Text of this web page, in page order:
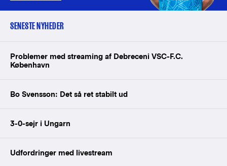
SENESTE NYHEDER
Problemer med streaming af Debreceni VSC-F.C.
København
Bo Svensson: Det så ret stabilt ud
3-0-sejr i Ungarn
Udfordringer med livestream